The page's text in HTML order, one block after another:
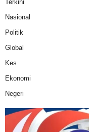
Terkini
Nasional
Politik
Global
Kes
Ekonomi
Negeri